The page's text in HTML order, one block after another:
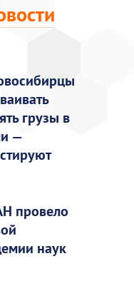
грузы в
—
провело
наук